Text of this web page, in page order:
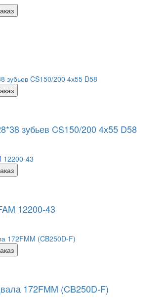
зубьев CS150/200 4х55 D58
12200-43
172FMM (CB250D-F)